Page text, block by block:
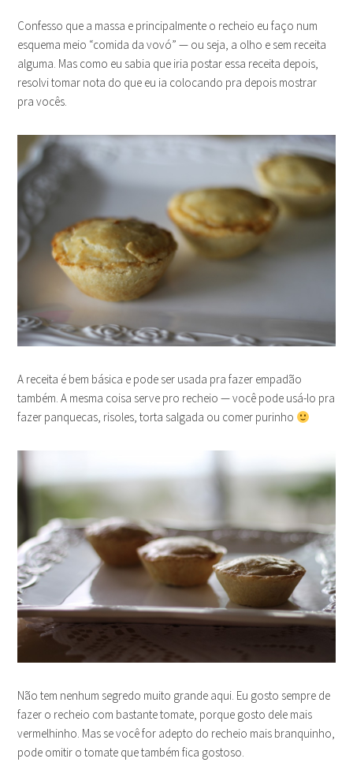
Confesso que a massa e principalmente o recheio eu faço num
esquema meio “comida da vovó” — ou seja, a olho e sem receita
alguma. Mas como eu sabia que iria postar essa receita depois,
resolvi tomar nota do que eu ia colocando pra depois mostrar
pra vocês.
A receita é bem básica e pode ser usada pra fazer empadão
também. A mesma coisa serve pro recheio — você pode usá-lo pra
fazer panquecas, risoles, torta salgada ou comer purinho
Não tem nenhum segredo muito grande aqui. Eu gosto sempre de
fazer o recheio com bastante tomate, porque gosto dele mais
vermelhinho. Mas se você for adepto do recheio mais branquinho,
pode omitir o tomate que também fica gostoso.